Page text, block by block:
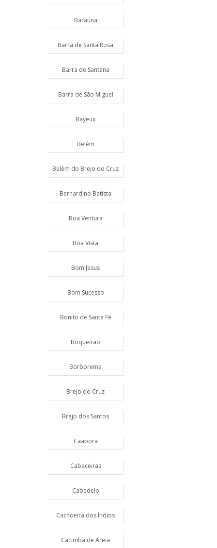
Baraúna
Barra de Santa Rosa
Barra de Santana
Barra de São Miguel
Bayeux
Belém
Belém do Brejo do Cruz
Bernardino Batista
Boa Ventura
Boa Vista
Bom Jesus
Bom Sucesso
Bonito de Santa Fé
Boqueirão
Borborema
Brejo do Cruz
Brejo dos Santos
Caaporã
Cabaceiras
Cabedelo
Cachoeira dos Índios
Cacimba de Areia